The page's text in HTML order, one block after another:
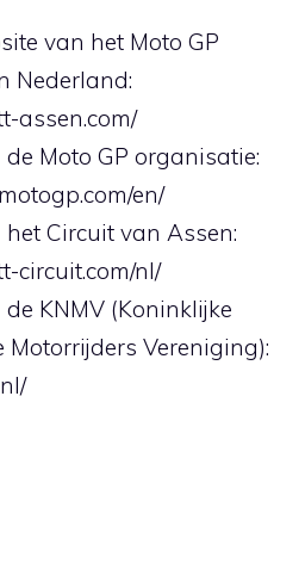
van het Moto GP
Nederland:
assen.com/
Moto GP organisatie:
en/
Circuit van Assen:
circuit.com/nl/
KNMV (Koninklijke
Motorrijders Vereniging):